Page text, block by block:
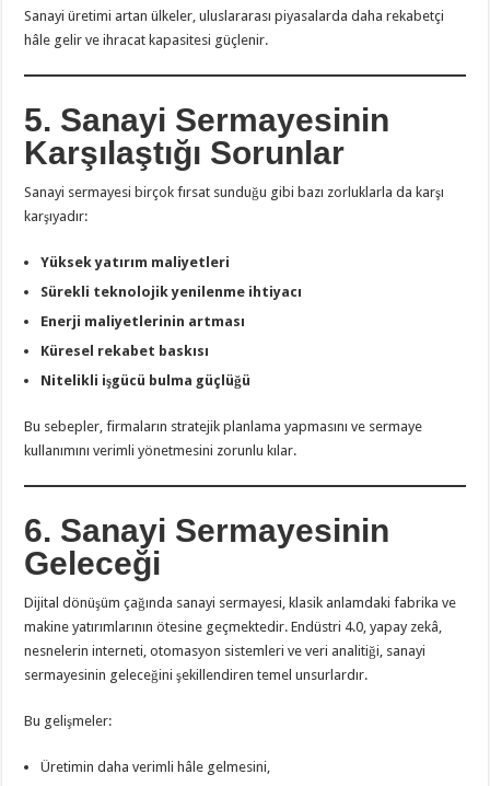
Sanayi üretimi artan ülkeler, uluslararası piyasalarda daha rekabetçi
hâle gelir ve ihracat kapasitesi güçlenir.
5. Sanayi Sermayesinin
Karşılaştığı Sorunlar
Sanayi sermayesi birçok fırsat sunduğu gibi bazı zorluklarla da karşı
karşıyadır:
Yüksek yatırım maliyetleri
Sürekli teknolojik yenilenme ihtiyacı
Enerji maliyetlerinin artması
Küresel rekabet baskısı
Nitelikli işgücü bulma güçlüğü
Bu sebepler, firmaların stratejik planlama yapmasını ve sermaye
kullanımını verimli yönetmesini zorunlu kılar.
6. Sanayi Sermayesinin
Geleceği
Dijital dönüşüm çağında sanayi sermayesi, klasik anlamdaki fabrika ve
makine yatırımlarının ötesine geçmektedir. Endüstri 4.0, yapay zekâ,
nesnelerin interneti, otomasyon sistemleri ve veri analitiği, sanayi
sermayesinin geleceğini şekillendiren temel unsurlardır.
Bu gelişmeler:
Üretimin daha verimli hâle gelmesini,